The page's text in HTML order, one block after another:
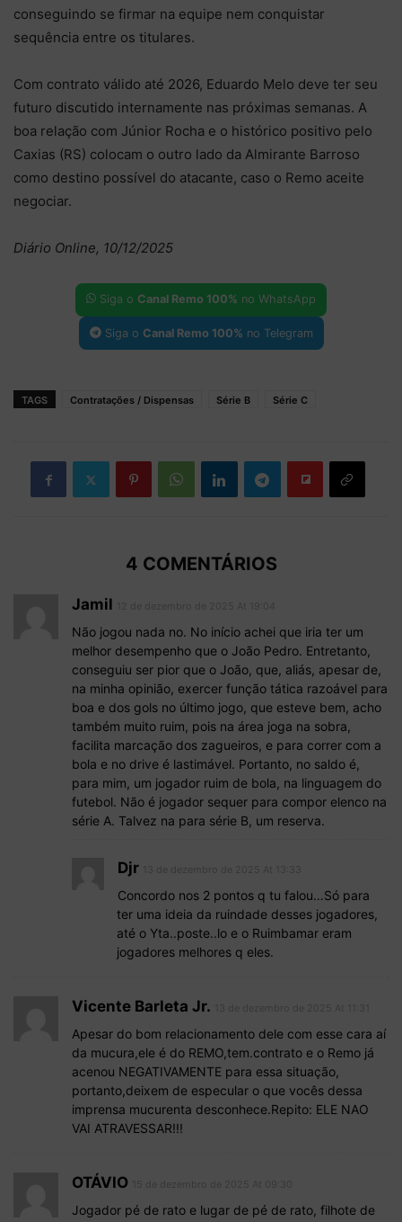
conseguindo se firmar na equipe nem conquistar
sequência entre os titulares.
Com contrato válido até 2026, Eduardo Melo deve ter seu
futuro discutido internamente nas próximas semanas. A
boa relação com Júnior Rocha e o histórico positivo pelo
Caxias (RS) colocam o outro lado da Almirante Barroso
como destino possível do atacante, caso o Remo aceite
negociar.
Diário Online, 10/12/2025
Siga o Canal Remo 100% no WhatsApp
Siga o Canal Remo 100% no Telegram
TAGS Contratações / Dispensas Série B Série C
4 COMENTÁRIOS
Jamil
Não jogou nada no. No início achei que iria ter um
melhor desempenho que o João Pedro. Entretanto,
conseguiu ser pior que o João, que, aliás, apesar de,
na minha opinião, exercer função tática razoável para
boa e dos gols no último jogo, que esteve bem, acho
também muito ruim, pois na área joga na sobra,
facilita marcação dos zagueiros, e para correr com a
bola e no drive é lastimável. Portanto, no saldo é,
para mim, um jogador ruim de bola, na linguagem do
futebol. Não é jogador sequer para compor elenco na
série A. Talvez na para série B, um reserva.
Djr
Concordo nos 2 pontos q tu falou…Só para
ter uma ideia da ruindade desses jogadores,
até o Yta..poste..lo e o Ruimbamar eram
jogadores melhores q eles.
Vicente Barleta Jr.
Apesar do bom relacionamento dele com esse cara aí
da mucura,ele é do REMO,tem.contrato e o Remo já
acenou NEGATIVAMENTE para essa situação,
portanto,deixem de especular o que vocês dessa
imprensa mucurenta desconhece.Repito: ELE NAO
VAI ATRAVESSAR!!!
OTÁVIO
Jogador pé de rato e lugar de pé de rato, filhote de